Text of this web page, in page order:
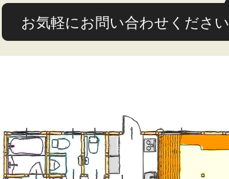
お気軽にお問い合わせください